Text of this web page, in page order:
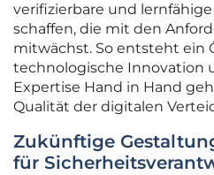
verifizierbare und
schaffen, die mit den
mitwächst. So entsteht ein
technologische Innovation
Expertise Hand in Hand
Qualität der digitalen
Zukünftige
für